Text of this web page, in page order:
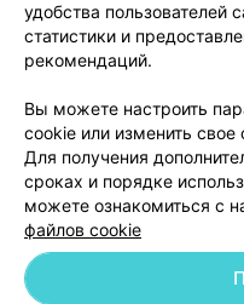
Написать
Обработка
© 2026 ООО «Артокс Лаб», УНП
удобства пользователей
статистики и
рекомендаций.
Вы можете настроить
cookie или изменить свое
Для получения
сроках и порядке
можете ознакомиться с
файлов cookie